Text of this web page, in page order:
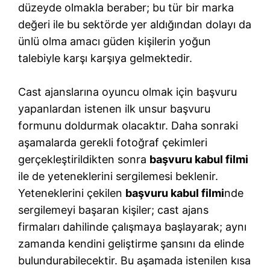
düzeyde olmakla beraber; bu tür bir marka
değeri ile bu sektörde yer aldığından dolayı da
ünlü olma amacı güden kişilerin yoğun
talebiyle karşı karşıya gelmektedir.
Cast ajanslarına oyuncu olmak için başvuru
yapanlardan istenen ilk unsur başvuru
formunu doldurmak olacaktır. Daha sonraki
aşamalarda gerekli fotoğraf çekimleri
gerçekleştirildikten sonra başvuru kabul filmi
ile de yeteneklerini sergilemesi beklenir.
Yeteneklerini çekilen başvuru kabul filminde
sergilemeyi başaran kişiler; cast ajans
firmaları dahilinde çalışmaya başlayarak; aynı
zamanda kendini geliştirme şansını da elinde
bulundurabilecektir. Bu aşamada istenilen kısa